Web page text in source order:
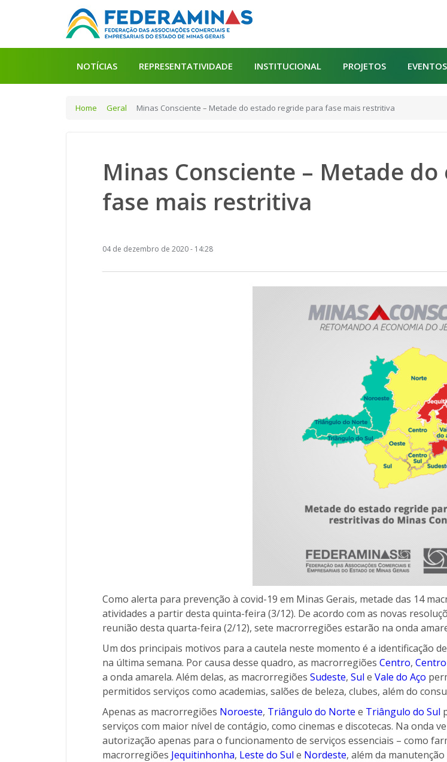
NOTÍCIAS REPRESENTATIVIDADE INSTITUCIONAL PROJETOS EVENTOS
Home Geral Minas Consciente – Metade do estado regride para fase mais restritiva
Minas Consciente – Metade
fase mais restritiva
04 de dezembro de 2020 - 14:28
Como alerta para prevenção à covid-19 em Minas Gerais, metade das 14
atividades a partir desta quinta-feira (3/12). De acordo com as novas
reunião desta quarta-feira (2/12), sete macrorregiões estarão na onda
Um dos principais motivos para a cautela neste momento é a identificação
na última semana. Por causa desse quadro, as macrorregiões Centro,
a onda amarela. Além delas, as macrorregiões Sudeste, Sul e Vale do Aço
permitidos serviços como academias, salões de beleza, clubes, além do
Apenas as macrorregiões Noroeste, Triângulo do Norte e Triângulo do Sul
serviços com maior nível de contágio, como cinemas e discotecas. Na onda
autorização apenas para o funcionamento de serviços essenciais – como
macrorregiões Jequitinhonha, Leste do Sul e Nordeste, além da